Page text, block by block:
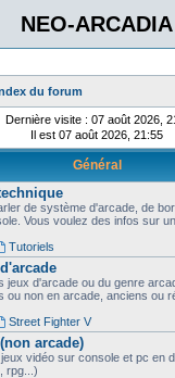
NEO-ARCADIA
du forum
Dernière visite : 07 août 2026,
Il est 07 août 2026, 21:55
Général
de système d'arcade, de
Vous voulez des infos sur
Tutoriels
jeux d'arcade ou du genre
ou non en arcade, anciens ou
Street Fighter V
arcade)
vidéo sur console et pc en
rpg...)